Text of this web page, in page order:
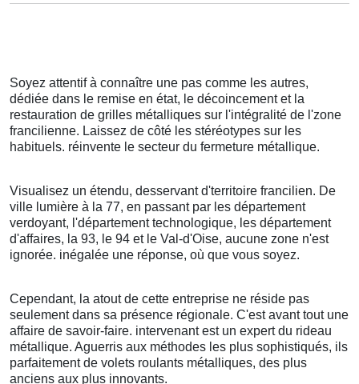
Soyez attentif à connaître une pas comme les autres,
dédiée dans le remise en état, le décoincement et la
restauration de grilles métalliques sur l'intégralité de l'zone
francilienne. Laissez de côté les stéréotypes sur les
habituels. réinvente le secteur du fermeture métallique.
Visualisez un étendu, desservant d'territoire francilien. De
ville lumière à la 77, en passant par les département
verdoyant, l'département technologique, les département
d'affaires, la 93, le 94 et le Val-d'Oise, aucune zone n'est
ignorée. inégalée une réponse, où que vous soyez.
Cependant, la atout de cette entreprise ne réside pas
seulement dans sa présence régionale. C'est avant tout une
affaire de savoir-faire. intervenant est un expert du rideau
métallique. Aguerris aux méthodes les plus sophistiqués, ils
parfaitement de volets roulants métalliques, des plus
anciens aux plus innovants.